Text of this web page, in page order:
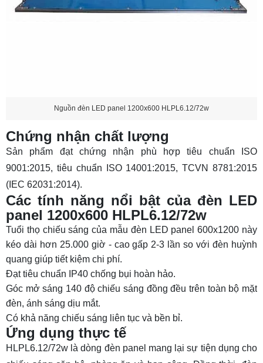
Nguồn đèn LED panel 1200x600 HLPL6.12/72w
Chứng nhận chất lượng
Sản phẩm đạt chứng nhận phù hợp tiêu chuẩn ISO
9001:2015, tiêu chuẩn ISO 14001:2015, TCVN 8781:2015
(IEC 62031:2014).
Các tính năng nổi bật của đèn LED
panel 1200x600 HLPL6.12/72w
Tuổi thọ chiếu sáng của mẫu đèn LED panel 600x1200 này
kéo dài hơn 25.000 giờ - cao gấp 2-3 lần so với đèn huỳnh
quang giúp tiết kiệm chi phí.
Đạt tiêu chuẩn IP40 chống bụi hoàn hảo.
Góc mở sáng 140 độ chiếu sáng đồng đều trên toàn bộ mặt
đèn, ánh sáng dịu mắt.
Có khả năng chiếu sáng liên tục và bền bỉ.
Ứng dụng thực tế
HLPL6.12/72w là dòng đèn panel mang lại sự tiện dụng cho